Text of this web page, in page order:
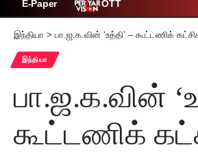
E-Paper OTT
இந்தியா > பா.ஜ.க.வின் ‘உத்தி’ – கூட்டணிக் கட்சிகளை ஓரங்கட்டுவது, மகாராட்டிராவில் அரங்கேறி
இந்தியா
பா.ஜ.க.வின்
கூட்டணிக்